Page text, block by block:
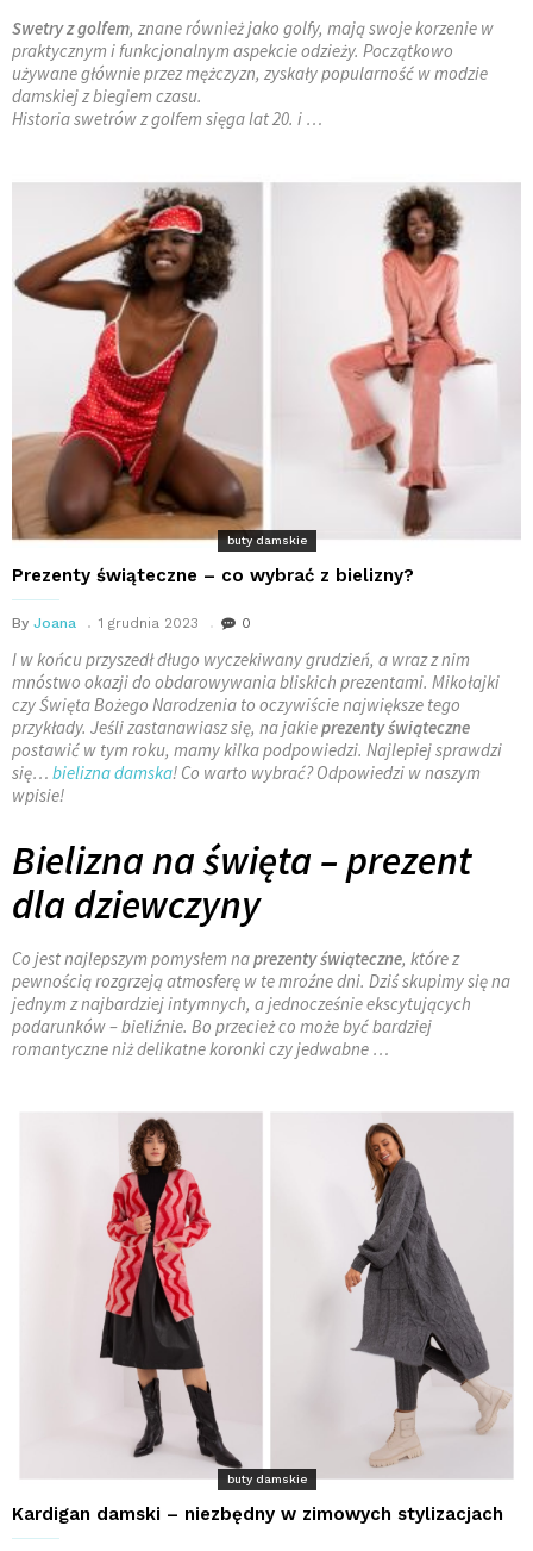
Swetry z golfem, znane również jako golfy, mają swoje korzenie w
praktycznym i funkcjonalnym aspekcie odzieży. Początkowo
używane głównie przez mężczyzn, zyskały popularność w modzie
damskiej z biegiem czasu.
Historia swetrów z golfem sięga lat 20. i …
buty damskie
Prezenty świąteczne – co wybrać z bielizny?
By Joana 1 grudnia 2023 0
I w końcu przyszedł długo wyczekiwany grudzień, a wraz z nim
mnóstwo okazji do obdarowywania bliskich prezentami. Mikołajki
czy Święta Bożego Narodzenia to oczywiście największe tego
przykłady. Jeśli zastanawiasz się, na jakieprezenty świąteczne
postawić w tym roku, mamy kilka podpowiedzi. Najlepiej sprawdzi
się… bielizna damska! Co warto wybrać? Odpowiedzi w naszym
wpisie!
Bielizna na święta – prezent
dla dziewczyny
Co jest najlepszym pomysłem naprezenty świąteczne, które z
pewnością rozgrzeją atmosferę w te mroźne dni. Dziś skupimy się na
jednym z najbardziej intymnych, a jednocześnie ekscytujących
podarunków – bieliźnie. Bo przecież co może być bardziej
romantyczne niż delikatne koronki czy jedwabne …
buty damskie
Kardigan damski – niezbędny w zimowych stylizacjach